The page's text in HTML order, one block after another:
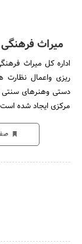
میراث
اداره کل میراث
ریزی واعمال
دستی وهنرهای سنتی
مرکزی ایجاد شده